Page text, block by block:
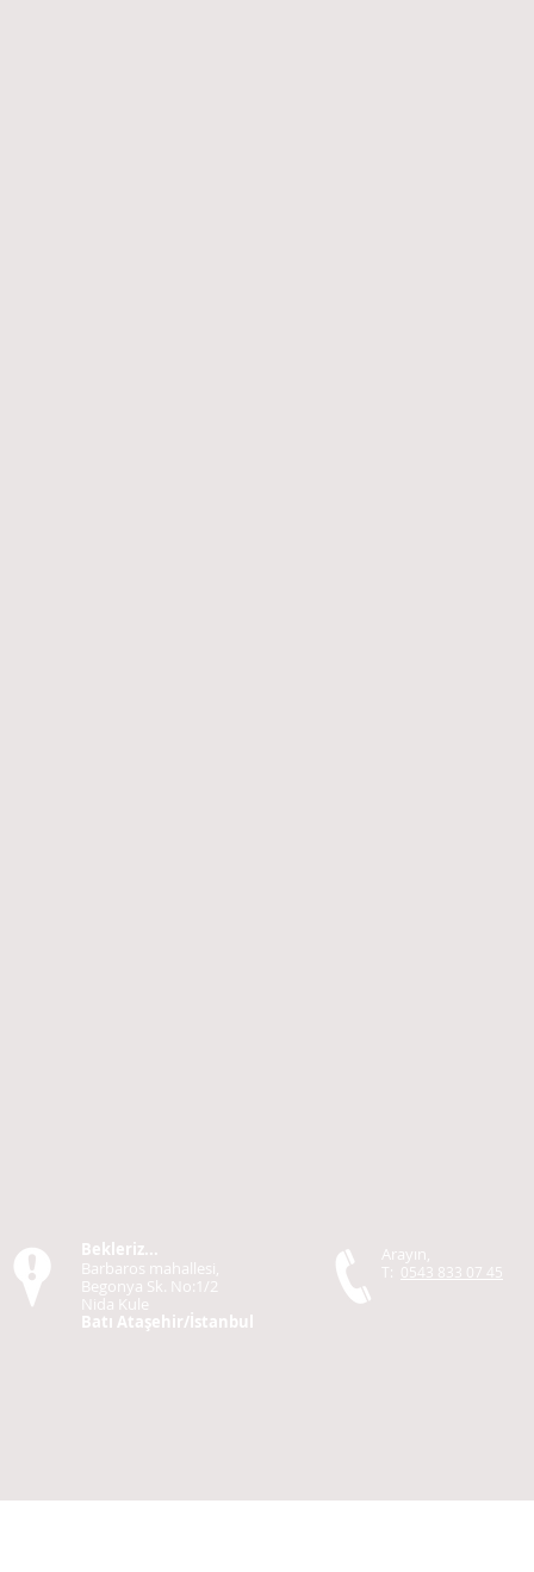
Bekleriz...
Barbaros mahallesi,
Begonya Sk. No:1/2
Nida Kule
Batı Ataşehir/İstanbul
Arayın,
T: 0543 833 07 45